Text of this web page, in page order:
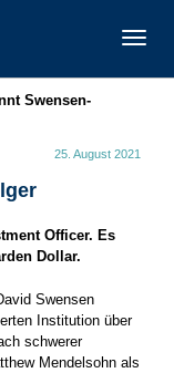
Swensen-
25. August 2021
Officer. Es
Dollar.
Swensen
Institution über
schwerer
Mendelsohn als